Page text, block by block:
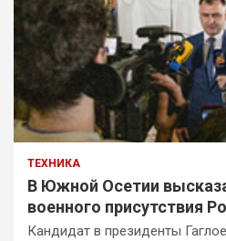
ТЕХНИКА
В Южной Осетии
военного присутствия
Кандидат в президенты